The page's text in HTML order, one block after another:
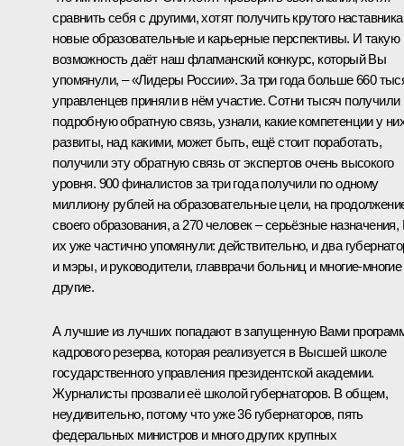
сравнить себя с другими, хотят получить крутого
новые образовательные и карьерные перспективы. И такую
возможность даёт наш флагманский конкурс, который Вы
упомянули, – «Лидеры России». За три года больше 660
управленцев приняли в нём участие. Сотни тысяч получили
подробную обратную связь, узнали, какие компетенции у
развиты, над какими, может быть, ещё стоит поработать,
получили эту обратную связь от экспертов очень высокого
уровня. 900 финалистов за три года получили по одному
миллиону рублей на образовательные цели, на
своего образования, а 270 человек – серьёзные
их уже частично упомянули: действительно, и два
и мэры, и руководители, главврачи больниц и многие-многие
другие.
А лучшие из лучших попадают в запущенную Вами
кадрового резерва, которая реализуется в Высшей школе
государственного управления президентской академии.
Журналисты прозвали её школой губернаторов. В общем,
неудивительно, потому что уже 36 губернаторов, пять
федеральных министров и много других крупных